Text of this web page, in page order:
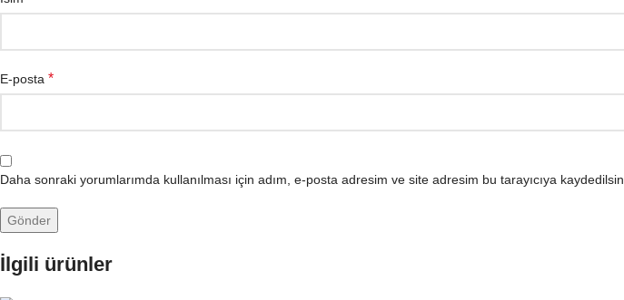
E-posta *
Daha sonraki yorumlarımda kullanılması için adım, e-posta adresim ve site adresim bu tarayıcıya kaydedilsin.
İlgili ürünler